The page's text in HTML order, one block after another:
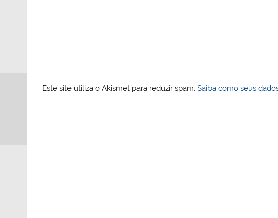
Este site utiliza o Akismet para reduzir spam.Saiba como seus